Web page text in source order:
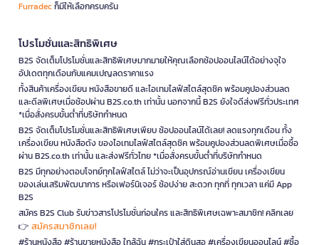
Furradecก็มีให้เลือกครบครัน
โปรโมชั่นและสิทธิพิเศษ
B2S จัดเต็มโปรโมชั่นและสิทธิพิเศษมากมายให้คุณเลือกช้อปออนไลน์ได้อย่างจุใจ
อัปเดตทุกเดือนกับแคมเปญลดราคาแรง
ทั้งสินค้าเครื่องเขียน หนังสือขายดี และไอเทมไลฟ์สไตล์สุดชิค พร้อมคูปองส่วนลด
และดีลพิเศษเมื่อช้อปผ่าน B2S.co.th เท่านั้น นอกจากนี้ B2S ยังใจดีส่งฟรีทั่วประเทศ
*เมื่อสั่งครบขั้นต่ำที่บริษัทกำหนด
B2S จัดเต็มโปรโมชั่นและสิทธิพิเศษเพียบ ช้อปออนไลน์ได้เลย! ลดแรงทุกเดือน ทั้ง
เครื่องเขียน หนังสือดัง ของไอเทมไลฟ์สไตล์สุดชิค พร้อมคูปองส่วนลดพิเศษเมื่อซื้อ
ผ่าน B2S.co.th เท่านั้น และส่งฟรีทั่วไทย *เมื่อสั่งครบขั้นต่ำที่บริษัทกำหนด
B2S มีทุกอย่างตอบโจทย์ทุกไลฟ์สไตล์ ไม่ว่าจะเป็นอุปกรณ์อ่านเขียน เครื่องเขียน
ของเล่นเสริมพัฒนาการ หรือเฟอร์นิเจอร์ ช้อปง่าย สะดวก ทุกที่ ทุกเวลา แค่มี App
B2S
สมัคร B2S Club รับข่าวสารโปรโมชั่นก่อนใคร และสิทธิพิเศษเฉพาะสมาชิก! คลิกเลย
👉 สมัครสมาชิกเลย!
#ร้านหนังสือ #ร้านขายหนังสือ ใกล้ฉัน #กระเป๋าใส่ดินสอ #เครื่องเขียนออนไลน์ #ซื้อ